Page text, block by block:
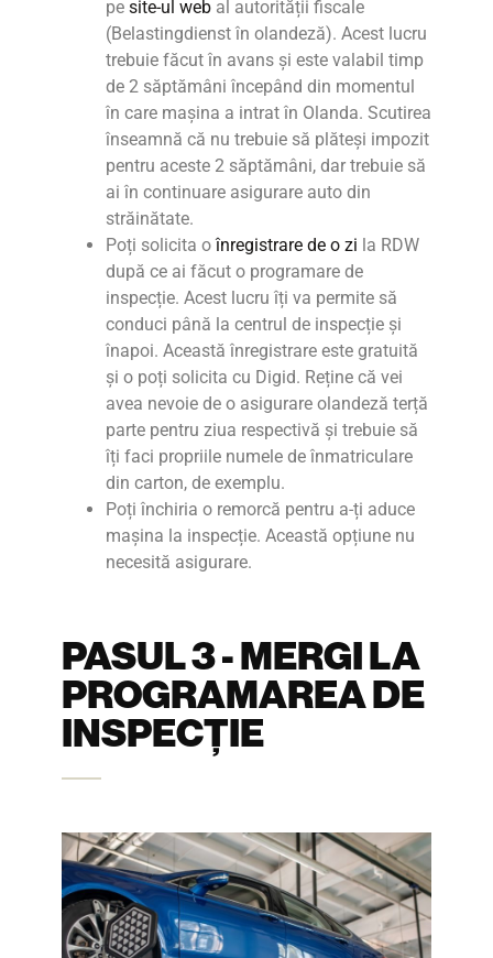
pe site-ul web al autorității fiscale
(Belastingdienst în olandeză). Acest lucru
trebuie făcut în avans și este valabil timp
de 2 săptămâni începând din momentul
în care mașina a intrat în Olanda. Scutirea
înseamnă că nu trebuie să plăteși impozit
pentru aceste 2 săptămâni, dar trebuie să
ai în continuare asigurare auto din
străinătate.
Poți solicita oînregistrare de o zi la RDW
după ce ai făcut o programare de
inspecție. Acest lucru îți va permite să
conduci până la centrul de inspecție și
înapoi. Această înregistrare este gratuită
și o poți solicita cu Digid. Reține că vei
avea nevoie de o asigurare olandeză terță
parte pentru ziua respectivă și trebuie să
îți faci propriile numele de înmatriculare
din carton, de exemplu.
Poți închiria o remorcă pentru a-ți aduce
mașina la inspecție. Această opțiune nu
necesită asigurare.
PASUL 3 - MERGI LA
PROGRAMAREA DE
INSPECȚIE